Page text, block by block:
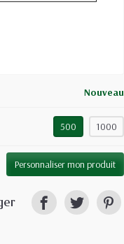
Nouveau
500 1000
Personnaliser mon produit